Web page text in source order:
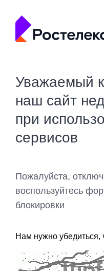
Уважаемый
наш сайт
при
сервисов
Пожалуйста,
воспользуйтесь
блокировки
Нам нужно убедиться,